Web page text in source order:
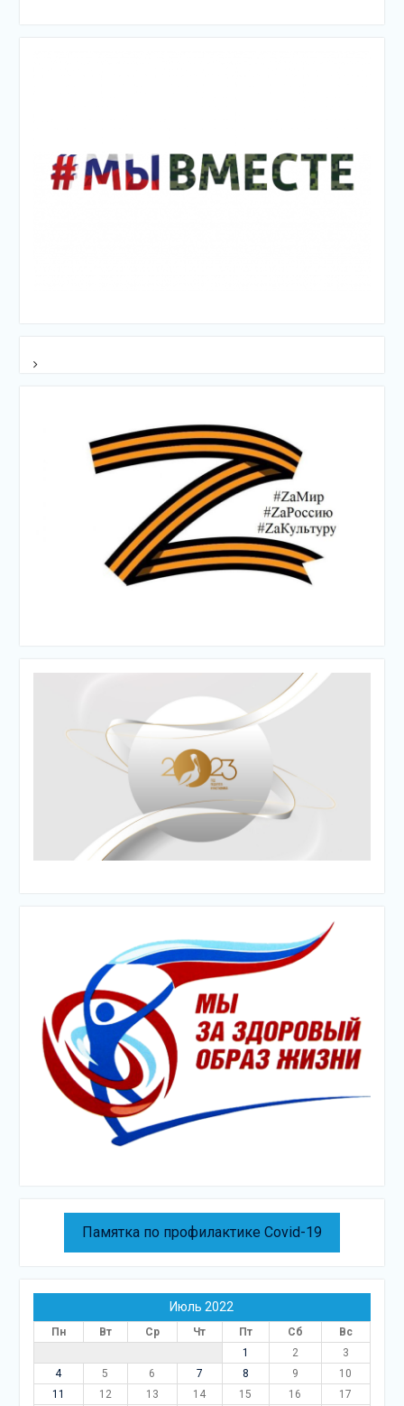
Памятка по профилактике Covid-19
Июль 2022
Пн Вт Ср Чт Пт Сб
Вс
1
2
3
4
5 6 7 8 9
10
11
12 13 14 15 16 17